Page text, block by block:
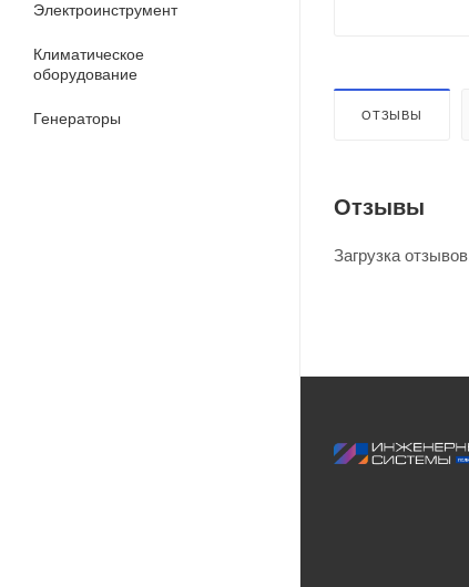
Электроинструмент
Климатическое
оборудование
Генераторы ОТЗЫВЫ
Отзывы
Загрузка